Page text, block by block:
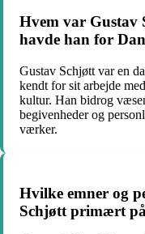
Hvem var Gustav
havde han for
Gustav Schjøtt var en
kendt for sit arbejde
kultur. Han bidrog
begivenheder og
værker.
Hvilke emner og
Schjøtt primært